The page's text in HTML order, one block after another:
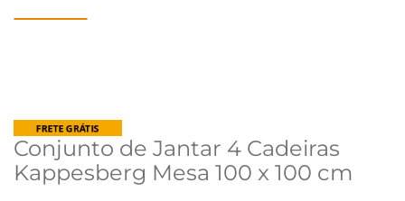
Conjunto de Jantar 4 Cadeiras
Kappesberg Mesa 100 x 100 cm